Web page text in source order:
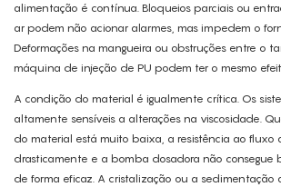
alimentação é contínua. Bloqueios parciais ou
ar podem não acionar alarmes, mas impedem o
Deformações na mangueira ou obstruções entre o
máquina de injeção de PU podem ter o mesmo
A condição do material é igualmente crítica. Os
altamente sensíveis a alterações na viscosidade.
do material está muito baixa, a resistência ao fluxo
drasticamente e a bomba dosadora não consegue
de forma eficaz. A cristalização ou a sedimentação